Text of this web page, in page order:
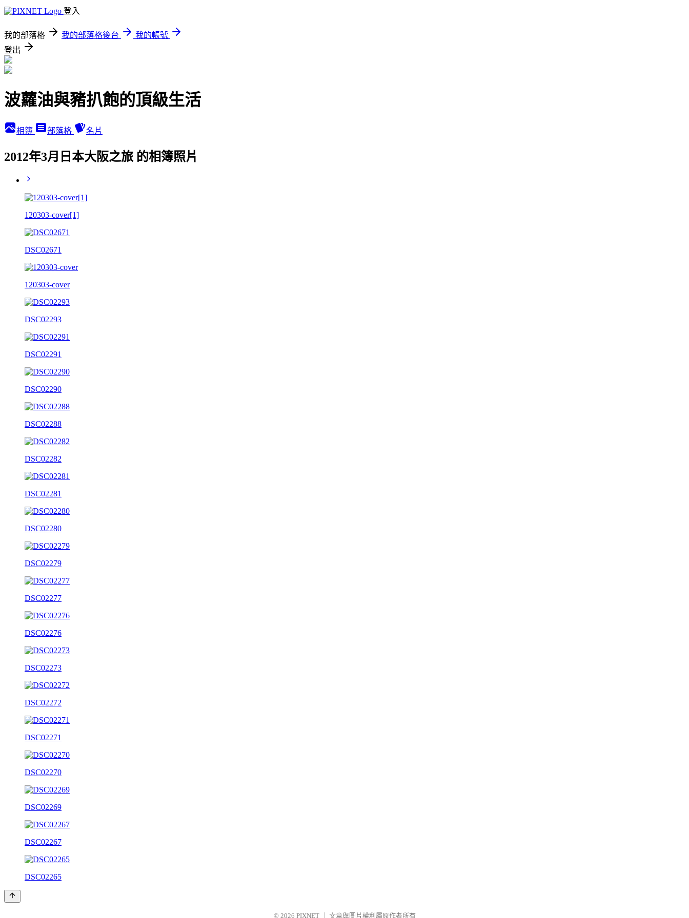
登入
我的部落格 我的部落格後台
我的帳號
登出
波蘿油與豬扒飽的頂級生活
相簿 部落格 名片
2012年3月日本大阪之旅 的相簿照片
120303-cover[1]
DSC02671
120303-cover
DSC02293
DSC02291
DSC02290
DSC02288
DSC02282
DSC02281
DSC02280
DSC02279
DSC02277
DSC02276
DSC02273
DSC02272
DSC02271
DSC02270
DSC02269
DSC02267
DSC02265
© 2026 PIXNET 文章與圖片權利屬原作者所有